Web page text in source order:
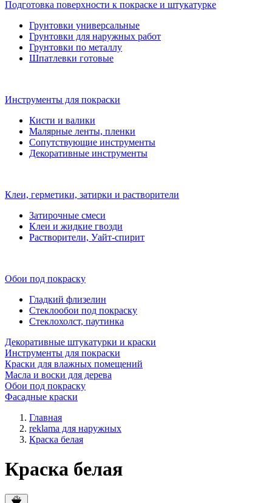
Подготовка поверхности к покраске и штукатурке
Грунтовки универсальные
Грунтовки для наружных работ
Грунтовки по металлу
Шпатлевки готовые
Инструменты для покраски
Кисти и валики
Малярные ленты, пленки
Сопутствующие инструменты
Декоративные инструменты
Клеи, герметики, затирки и растворители
Затирочные смеси
Клеи и жидкие гвозди
Растворители, Уайт-спирит
Обои под покраску
Гладкий флизелин
Стеклообои под покраску
Стеклохолст, паутинка
Декоративные штукатурки и краски
Инструменты для покраски
Краски для влажных помещений
Масла и воски для дерева
Обои под покраску
Фасадные краски
Главная
reklama для наружных
Краска белая
Краска белая